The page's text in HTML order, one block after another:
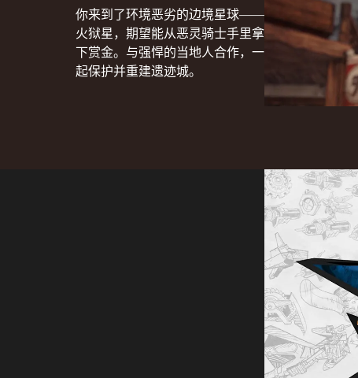
你来到了环境恶劣的边境星球——
火狱星，期望能从恶灵骑士手里拿
下赏金。与强悍的当地人合作，一
起保护并重建遗迹城。